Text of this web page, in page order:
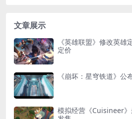
文章展示
《英雄联盟》修改英
定价
《崩坏：星穹铁道》公
模拟经营《Cuisineer